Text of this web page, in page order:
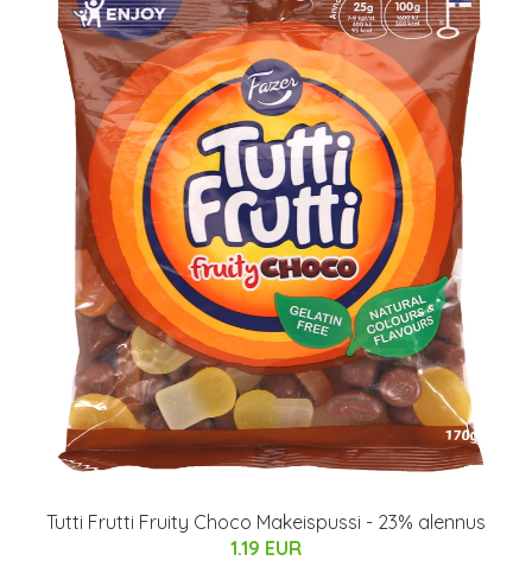
Tutti Frutti Fruity Choco Makeispussi - 23% alennus
1.19 EUR